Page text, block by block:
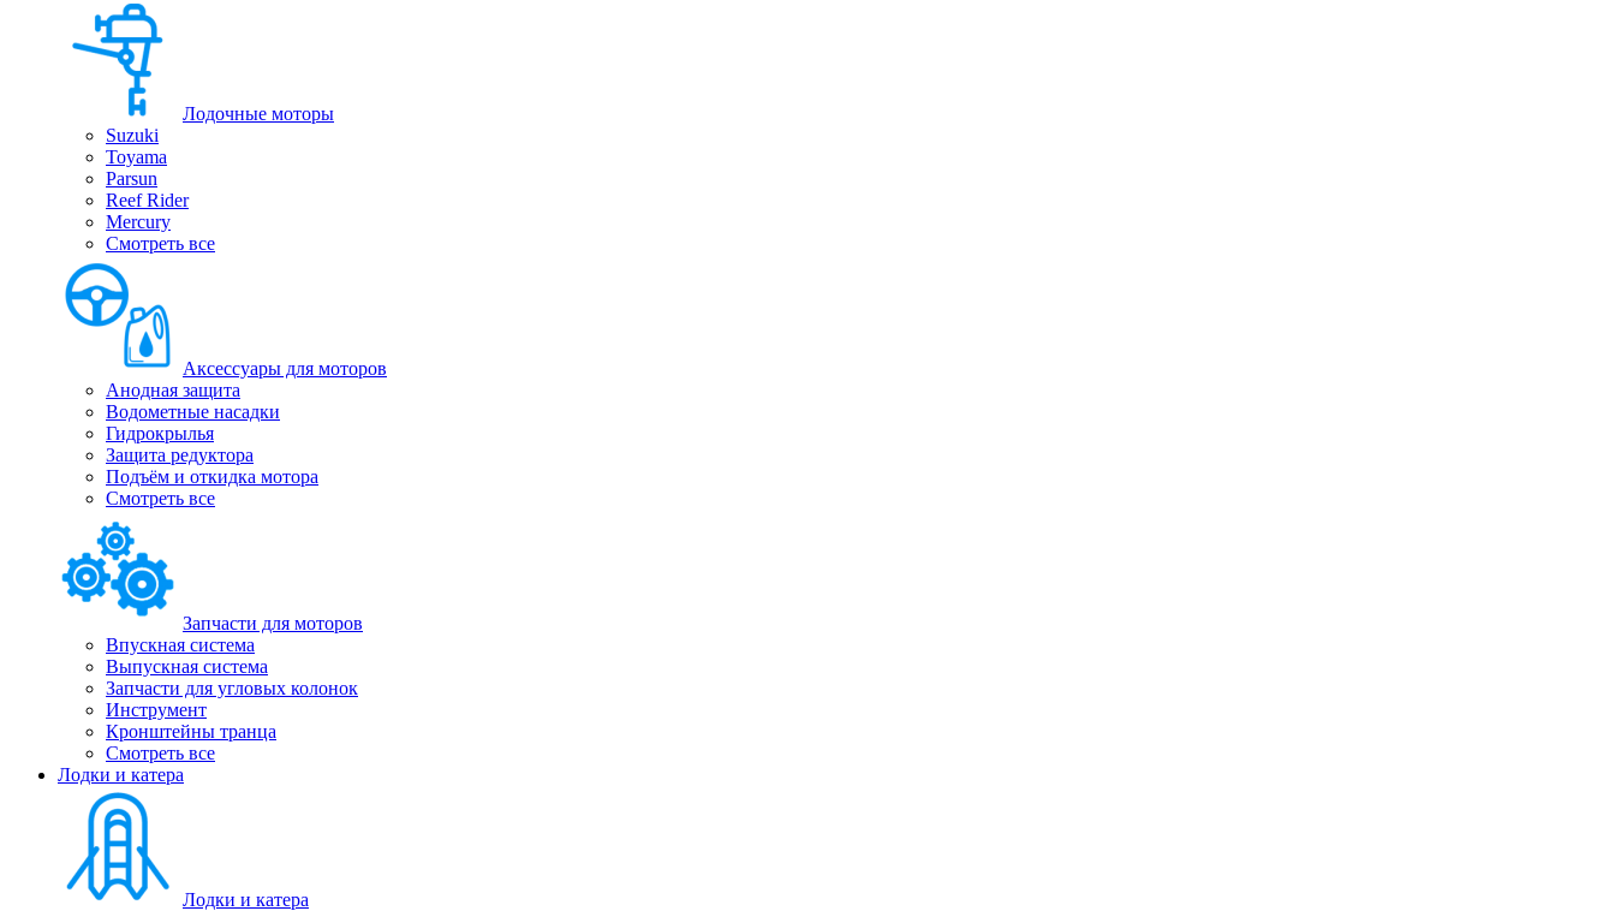
Лодочные моторы
Suzuki
Toyama
Parsun
Reef Rider
Mercury
Смотреть все
Аксессуары для моторов
Анодная защита
Водометные насадки
Гидрокрылья
Защита редуктора
Подъём и откидка мотора
Смотреть все
Запчасти для моторов
Впускная система
Выпускная система
Запчасти для угловых колонок
Инструмент
Кронштейны транца
Смотреть все
Лодки и катера
Лодки и катера